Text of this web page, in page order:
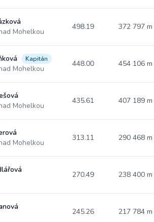
Mohelkou
498.19 372 797 m
Kapitán
Mohelkou
448.00 454 106 m
Mohelkou
435.61 407 189 m
Mohelkou
313.11 290 468 m
270.49 238 400 m
245.26 217 784 m